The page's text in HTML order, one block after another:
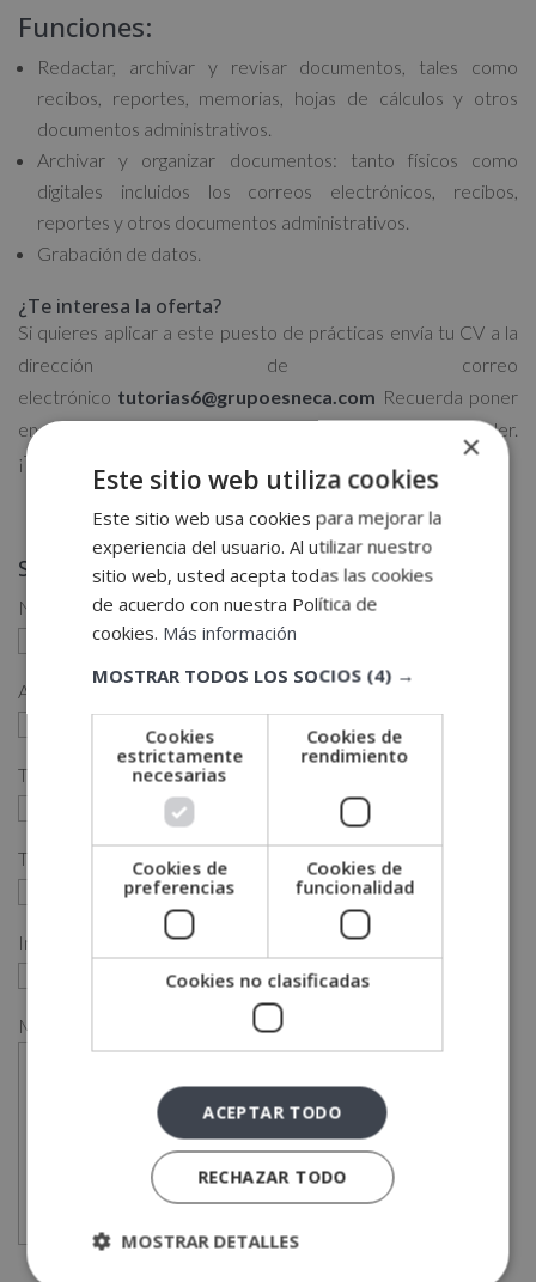
Funciones:
Redactar, archivar y revisar documentos, tales como
recibos, reportes, memorias, hojas de cálculos y otros
documentos administrativos.
Archivar y organizar documentos: tanto físicos como
digitales incluidos los correos electrónicos, recibos,
reportes y otros documentos administrativos.
Grabación de datos.
¿Te interesa la oferta?
Si quieres aplicar a este puesto de prácticas envía tu CV a la
dirección de correo
electrónico tutorias6@grupoesneca.com Recuerda poner
en el asunto el nombre de la oferta a la que quieres acceder.
¡Te esperamos!
Solicita más información
Nombre (*)
Apellidos (*)
Teléfono (*)
Tu correo electrónico (*)
Indícanos en qué curso estás interesado (*)
Mensaje
×
Este sitio web utiliza cookies
Este sitio web usa cookies para mejorar la
experiencia del usuario. Al utilizar nuestro
sitio web, usted acepta todas las cookies
de acuerdo con nuestra Política de
cookies. Más información
MOSTRAR TODOS LOS SOCIOS (4) →
Cookies
estrictamente
necesarias
Cookies de
rendimiento
Cookies de
preferencias
Cookies de
funcionalidad
Cookies no clasificadas
ACEPTAR TODO
RECHAZAR TODO
MOSTRAR DETALLES